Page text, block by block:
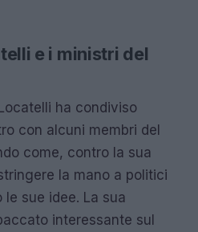
e i ministri del
ha condiviso
con alcuni membri del
come, contro la sua
la mano a politici
sue idee. La sua
interessante sul